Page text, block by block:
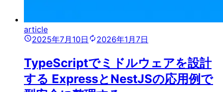
article
2025年7月10日
2026年1月7日
TypeScriptでミドルウェアを設計
する ExpressとNestJSの応用例で